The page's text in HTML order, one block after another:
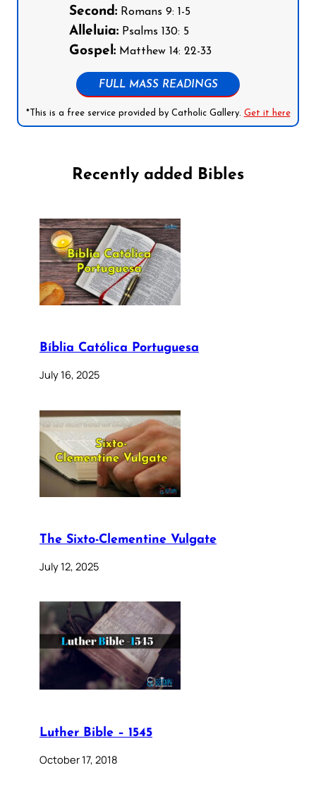
Second: Romans 9: 1-5
Alleluia: Psalms 130: 5
Gospel: Matthew 14: 22-33
FULL MASS READINGS
*This is a free service provided by Catholic Gallery. Get it here
Recently added Bibles
Bíblia Católica Portuguesa
July 16, 2025
The Sixto-Clementine Vulgate
July 12, 2025
Luther Bible – 1545
October 17, 2018